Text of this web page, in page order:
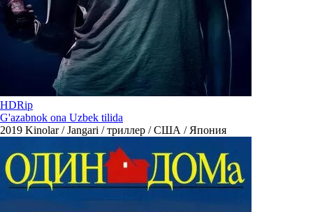
HDRip
G'azabnok ona Uzbek tilida
2019 Kinolar / Jangari / триллер / США / Япония